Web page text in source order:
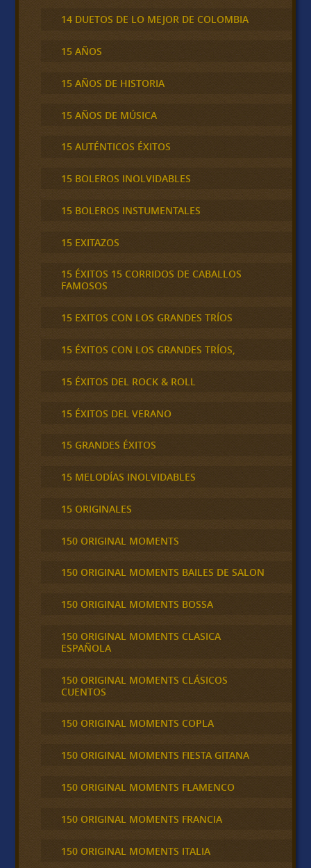
14 DUETOS DE LO MEJOR DE COLOMBIA
15 AÑOS
15 AÑOS DE HISTORIA
15 AÑOS DE MÚSICA
15 AUTÉNTICOS ÉXITOS
15 BOLEROS INOLVIDABLES
15 BOLEROS INSTUMENTALES
15 EXITAZOS
15 ÉXITOS 15 CORRIDOS DE CABALLOS
FAMOSOS
15 EXITOS CON LOS GRANDES TRÍOS
15 ÉXITOS CON LOS GRANDES TRÍOS,
15 ÉXITOS DEL ROCK & ROLL
15 ÉXITOS DEL VERANO
15 GRANDES ÉXITOS
15 MELODÍAS INOLVIDABLES
15 ORIGINALES
150 ORIGINAL MOMENTS
150 ORIGINAL MOMENTS BAILES DE SALON
150 ORIGINAL MOMENTS BOSSA
150 ORIGINAL MOMENTS CLASICA
ESPAÑOLA
150 ORIGINAL MOMENTS CLÁSICOS
CUENTOS
150 ORIGINAL MOMENTS COPLA
150 ORIGINAL MOMENTS FIESTA GITANA
150 ORIGINAL MOMENTS FLAMENCO
150 ORIGINAL MOMENTS FRANCIA
150 ORIGINAL MOMENTS ITALIA